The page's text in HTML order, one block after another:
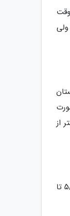
از
پوششی کم ارتفاع و تیره به وجود می آورند که نشانه باریدن برف یا باران بعد از 4 تا 5 ساعت است. ارتفاع این ابر ها 5/1 تا